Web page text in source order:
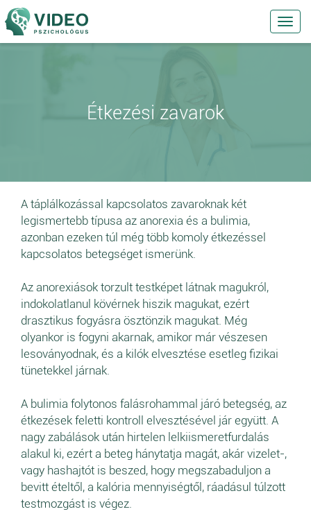
Étkezési zavarok
A táplálkozással kapcsolatos zavaroknak két
legismertebb típusa az anorexia és a bulimia,
azonban ezeken túl még több komoly étkezéssel
kapcsolatos betegséget ismerünk.
Az anorexiások torzult testképet látnak magukról,
indokolatlanul kövérnek hiszik magukat, ezért
drasztikus fogyásra ösztönzik magukat. Még
olyankor is fogyni akarnak, amikor már vészesen
lesoványodnak, és a kilók elvesztése esetleg fizikai
tünetekkel járnak.
A bulimia folytonos falásrohammal járó betegség, az
étkezések feletti kontroll elvesztésével jár együtt. A
nagy zabálások után hirtelen lelkiismeretfurdalás
alakul ki, ezért a beteg hánytatja magát, akár vizelet-,
vagy hashajtót is beszed, hogy megszabaduljon a
bevitt ételtől, a kalória mennyiségtől, ráadásul túlzott
testmozgást is végez.